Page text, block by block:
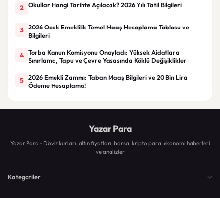
2 Okullar Hangi Tarihte Açılacak? 2026 Yılı Tatil Bilgileri
3
2026 Ocak Emeklilik Temel Maaş Hesaplama Tablosu ve
Bilgileri
4
Torba Kanun Komisyonu Onayladı: Yüksek Aidatlara
Sınırlama, Tapu ve Çevre Yasasında Köklü Değişiklikler
5
2026 Emekli Zammı: Taban Maaş Bilgileri ve 20 Bin Lira
Ödeme Hesaplama!
Yazar Para
Yazar Para - Döviz kurları, altın fiyatları, borsa, kripto para, ekonomi haberleri
ve analizler
Kategoriler